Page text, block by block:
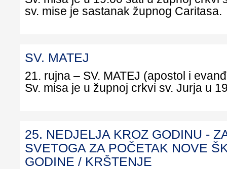
sv. mise je sastanak župnog Caritasa.
SV. MATEJ
21. rujna – SV. MATEJ (apostol i
Sv. misa je u župnoj crkvi sv. Jurja u
25. NEDJELJA KROZ GODINU -
SVETOGA ZA POČETAK NOVE
GODINE / KRŠTENJE